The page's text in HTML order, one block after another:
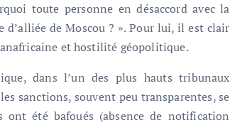
toute personne en désaccord avec la
de Moscou ? ». Pour lui, il est clair
et hostilité géopolitique.
dans l’un des plus hauts tribunaux
sanctions, souvent peu transparentes, se
été bafoués (absence de notification